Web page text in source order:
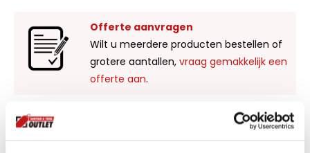
Offerte aanvragen
Wilt u meerdere producten bestellen of
grotere aantallen, vraag gemakkelijk een
offerte aan.